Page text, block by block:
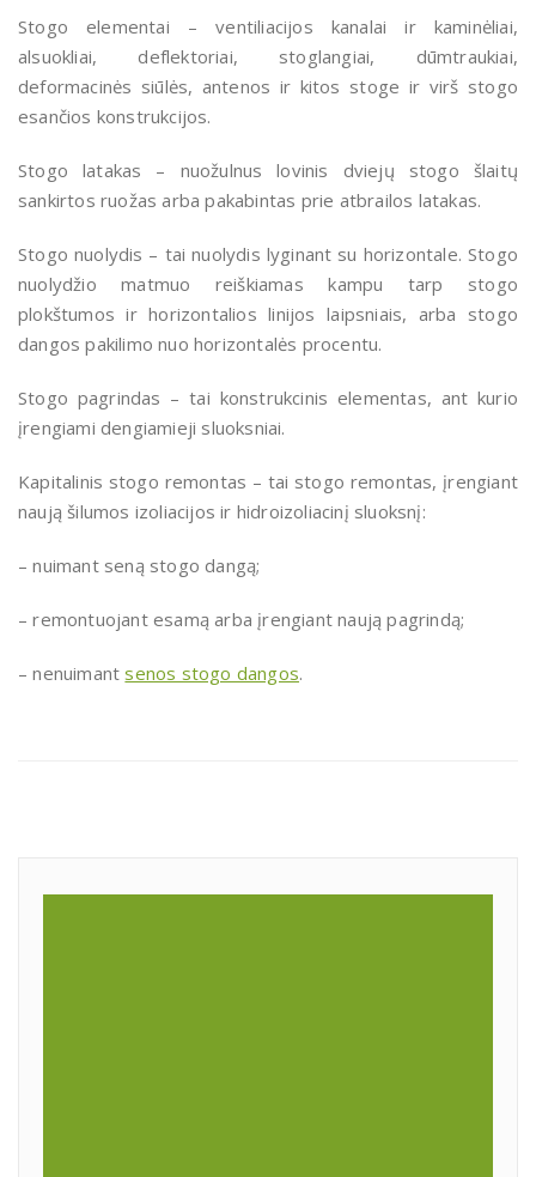
Stogo elementai – ventiliacijos kanalai ir kaminėliai,
alsuokliai, deflektoriai, stoglangiai, dūmtraukiai,
deformacinės siūlės, antenos ir kitos stoge ir virš stogo
esančios konstrukcijos.
Stogo latakas – nuožulnus lovinis dviejų stogo šlaitų
sankirtos ruožas arba pakabintas prie atbrailos latakas.
Stogo nuolydis – tai nuolydis lyginant su horizontale. Stogo
nuolydžio matmuo reiškiamas kampu tarp stogo
plokštumos ir horizontalios linijos laipsniais, arba stogo
dangos pakilimo nuo horizontalės procentu.
Stogo pagrindas – tai konstrukcinis elementas, ant kurio
įrengiami dengiamieji sluoksniai.
Kapitalinis stogo remontas – tai stogo remontas, įrengiant
naują šilumos izoliacijos ir hidroizoliacinį sluoksnį:
– nuimant seną stogo dangą;
– remontuojant esamą arba įrengiant naują pagrindą;
– nenuimantsenos stogo dangos.